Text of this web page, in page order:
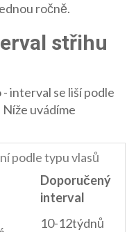
ročně.
střihu
interval se liší podle
uvádíme
podle typu vlasů
Doporučený
interval
10-12týdnů